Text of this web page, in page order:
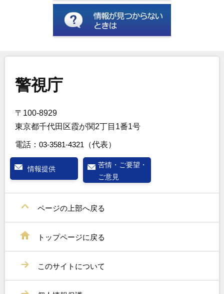
警視庁
〒100-8929
東京都千代田区霞が関2丁目1番1号
電話： 03-3581-4321 （代表）
情報提供
苦情・ご要望・
ご意見
ページの上部へ戻る
トップページに戻る
このサイトについて